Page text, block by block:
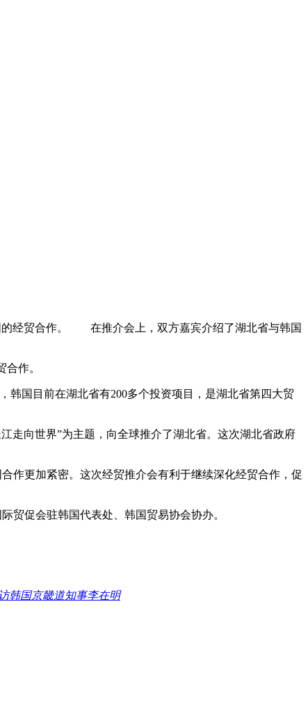
经贸合作。 在推介会上，双方嘉宾介绍了湖北省与韩国
作。
国目前在湖北省有200多个投资项目，是湖北省第四大贸
向世界”为主题，向全球推介了湖北省。这次湖北省政府
更加紧密。这次经贸推介会有利于继续深化经贸合作，促
促会驻韩国代表处、韩国贸易协会协办。
韩国京畿道知事李在明